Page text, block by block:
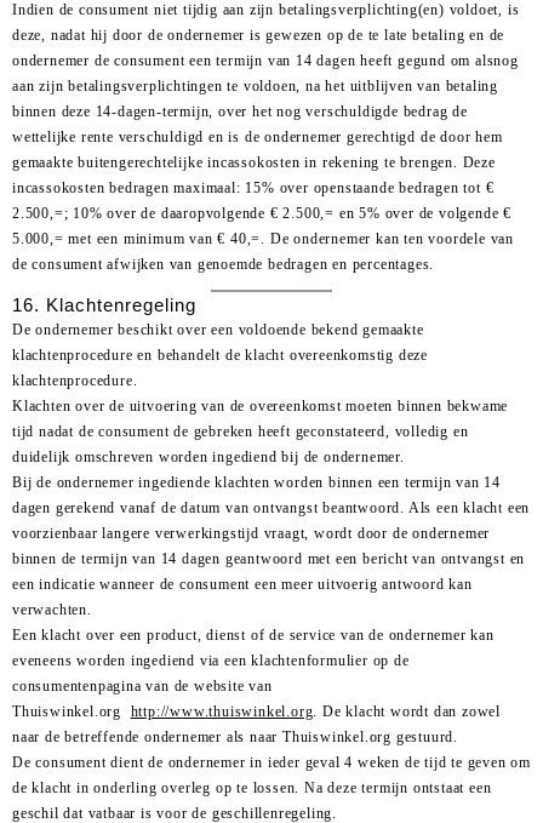
Indien de consument niet tijdig aan zijn betalingsverplichting(en) voldoet, is
deze, nadat hij door de ondernemer is gewezen op de te late betaling en de
ondernemer de consument een termijn van 14 dagen heeft gegund om alsnog
aan zijn betalingsverplichtingen te voldoen, na het uitblijven van betaling
binnen deze 14-dagen-termijn, over het nog verschuldigde bedrag de
wettelijke rente verschuldigd en is de ondernemer gerechtigd de door hem
gemaakte buitengerechtelijke incassokosten in rekening te brengen. Deze
incassokosten bedragen maximaal: 15% over openstaande bedragen tot €
2.500,=; 10% over de daaropvolgende € 2.500,= en 5% over de volgende €
5.000,= met een minimum van € 40,=. De ondernemer kan ten voordele van
de consument afwijken van genoemde bedragen en percentages.
16. Klachtenregeling
De ondernemer beschikt over een voldoende bekend gemaakte
klachtenprocedure en behandelt de klacht overeenkomstig deze
klachtenprocedure.
Klachten over de uitvoering van de overeenkomst moeten binnen bekwame
tijd nadat de consument de gebreken heeft geconstateerd, volledig en
duidelijk omschreven worden ingediend bij de ondernemer.
Bij de ondernemer ingediende klachten worden binnen een termijn van 14
dagen gerekend vanaf de datum van ontvangst beantwoord. Als een klacht een
voorzienbaar langere verwerkingstijd vraagt, wordt door de ondernemer
binnen de termijn van 14 dagen geantwoord met een bericht van ontvangst en
een indicatie wanneer de consument een meer uitvoerig antwoord kan
verwachten.
Een klacht over een product, dienst of de service van de ondernemer kan
eveneens worden ingediend via een klachtenformulier op de
consumentenpagina van de website van
Thuiswinkel.org http://www.thuiswinkel.org . De klacht wordt dan zowel
naar de betreffende ondernemer als naar Thuiswinkel.org gestuurd.
De consument dient de ondernemer in ieder geval 4 weken de tijd te geven om
de klacht in onderling overleg op te lossen. Na deze termijn ontstaat een
geschil dat vatbaar is voor de geschillenregeling.